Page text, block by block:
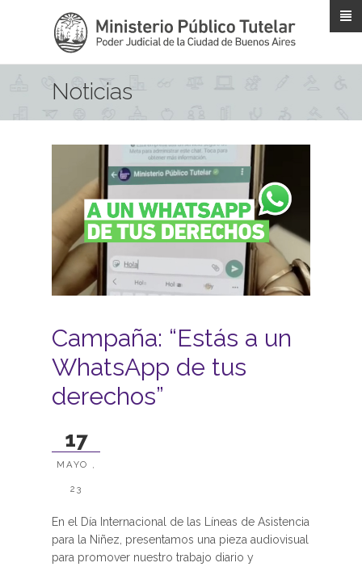
Noticias
Campaña: “Estás a un
WhatsApp de tus
derechos”
17
MAYO ,
23
En el Día Internacional de las Líneas de Asistencia
para la Niñez, presentamos una pieza audiovisual
para promover nuestro trabajo diario y